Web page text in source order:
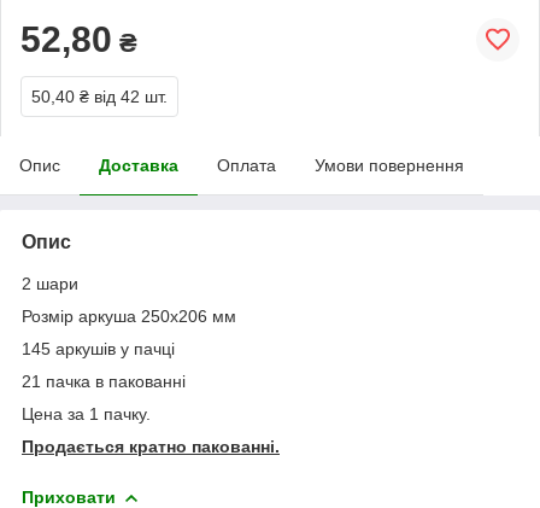
52,80 ₴
50,40 ₴ від 42 шт.
Опис Доставка Оплата Умови повернення
Опис
2 шари
Розмір аркуша 250х206 мм
145 аркушів у пачці
21 пачка в пакованні
Цена за 1 пачку.
Продається кратно пакованні.
Приховати